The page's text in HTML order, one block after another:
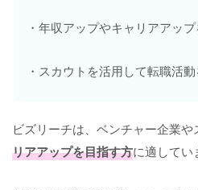
・年収アップやキャリアアッ
・スカウトを活用して転職活
ビズリーチは、ベンチャー企業
リアアップを目指す方に適してい